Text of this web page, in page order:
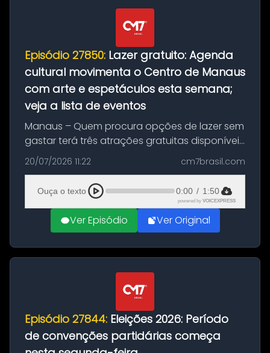
Episódio 27850: Lazer gratuito: Agenda
cultural movimenta o Centro de Manaus
com arte e espetáculos esta semana;
veja a lista de eventos
Manaus – Quem procura opções de lazer sem
gastar terá três atrações gratuitas disponíveis
entre esta segunda-feira (20) e quinta-feira
(23). A programação inclui uma exposição
dedicada à história das ...
20/07/2026 11:22 cm7brasil.com
Ouça o texto 0:00 / 1:50
powered by VOICEXPRESS
Ver Episódio Ver Original
Episódio 27844: Eleições 2026: Período
de convenções partidárias começa